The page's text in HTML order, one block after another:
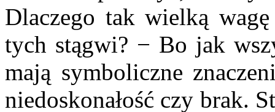
Dlaczego tak wielką
tych stągwi? − Bo jak
mają symboliczne
niedoskonałość czy brak.